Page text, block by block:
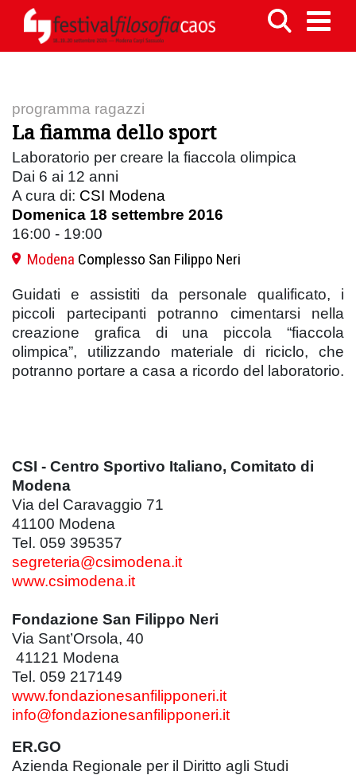
programma ragazzi
La fiamma dello sport
Laboratorio per creare la fiaccola olimpica
Dai 6 ai 12 anni
A cura di: CSI Modena
Domenica 18 settembre 2016
16:00 - 19:00
Modena Complesso San Filippo Neri
Guidati e assistiti da personale qualificato, i
piccoli partecipanti potranno cimentarsi nella
creazione grafica di una piccola “fiaccola
olimpica”, utilizzando materiale di riciclo, che
potranno portare a casa a ricordo del laboratorio.
CSI - Centro Sportivo Italiano, Comitato di
Modena
Via del Caravaggio 71
41100 Modena
Tel. 059 395357
segreteria@csimodena.it
www.csimodena.it
Fondazione San Filippo Neri
Via Sant’Orsola, 40
41121 Modena
Tel. 059 217149
www.fondazionesanfilipponeri.it
info@fondazionesanfilipponeri.it
ER.GO
Azienda Regionale per il Diritto agli Studi